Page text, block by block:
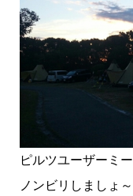
ピルツユーザーミ
ノンビリしましょ～